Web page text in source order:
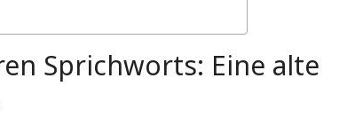
Sprichworts: Eine alte